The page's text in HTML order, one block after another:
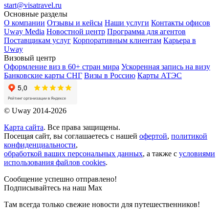
start@visatravel.ru
Основные разделы
О компании Отзывы и кейсы Наши услуги Контакты офисов
Uway Media Новостной центр Программа для агентов
Поставщикам услуг Корпоративным клиентам Карьера в
Uway
Визовый центр
Оформление виз в 60+ стран мира Ускоренная запись на визу
Банковские карты СНГ Визы в Россию Карты АТЭС
© Uway 2014-2026
Карта сайта. Все права защищены.
Посещая сайт, вы соглашаетесь с нашей офертой, политикой
конфиденциальности,
обработкой ваших персональных данных, а также с условиями
использования файлов cookies.
Сообщение успешно отправлено!
Подписывайтесь на наш Max
Там всегда только свежие новости для путешественников!